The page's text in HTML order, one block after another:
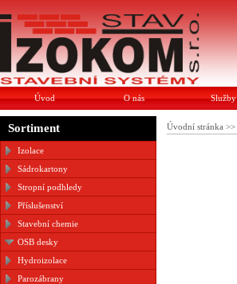
Úvod O nás Služby
Sortiment
Izolace
Sádrokartony
Stropní podhledy
Příslušenství
Stavební chemie
OSB desky
Hydroizolace
Parozábrany
Úvodní stránka >>